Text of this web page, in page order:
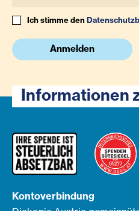
Ich stimme den
Anmelden
Informationen
Kontoverbindung